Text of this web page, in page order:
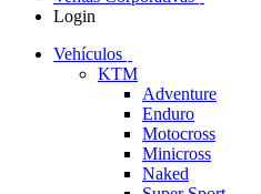
Login
Vehículos
KTM
Adventure
Enduro
Motocross
Minicross
Naked